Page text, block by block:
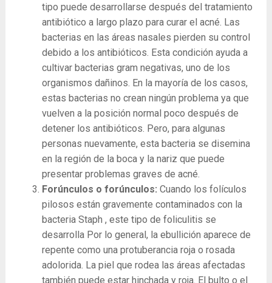
tipo puede desarrollarse después del tratamiento
antibiótico a largo plazo para curar el acné. Las
bacterias en las áreas nasales pierden su control
debido a los antibióticos. Esta condición ayuda a
cultivar bacterias gram negativas, uno de los
organismos dañinos. En la mayoría de los casos,
estas bacterias no crean ningún problema ya que
vuelven a la posición normal poco después de
detener los antibióticos. Pero, para algunas
personas nuevamente, esta bacteria se disemina
en la región de la boca y la nariz que puede
presentar problemas graves de acné.
Forúnculos o forúnculos: Cuando los folículos
pilosos están gravemente contaminados con la
bacteria Staph , este tipo de foliculitis se
desarrolla Por lo general, la ebullición aparece de
repente como una protuberancia roja o rosada
adolorida. La piel que rodea las áreas afectadas
también puede estar hinchada y roja. El bulto o el